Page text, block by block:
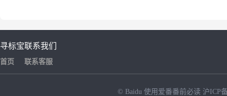
寻标宝
首页
联系我们
联系客服
© Baidu 使用爱番番前必读 沪ICP